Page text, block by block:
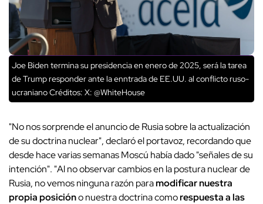
Joe Biden termina su presidencia en enero de 2025, será la tarea
de Trump responder ante la enntrada de EE.UU. al conflicto ruso-
ucranianoCréditos: X: @WhiteHouse
"No nos sorprende el anuncio de Rusia sobre la actualización
de su doctrina nuclear", declaró el portavoz, recordando que
desde hace varias semanas Moscú había dado "señales de su
intención". "Al no observar cambios en la postura nuclear de
Rusia, no vemos ninguna razón paramodificar nuestra
propia posicióno nuestra doctrina comorespuesta a las